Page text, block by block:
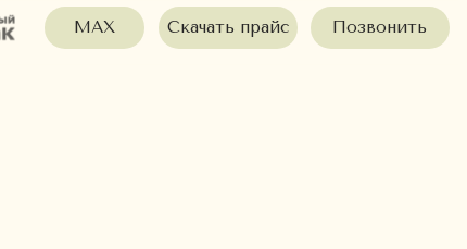
Скачать прайс Позвонить